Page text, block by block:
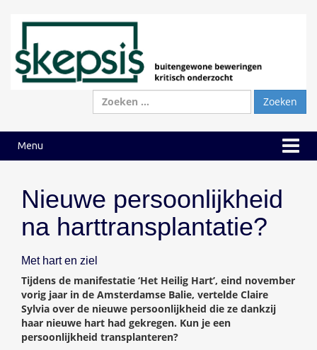
Zoeken
naar:
Menu
Nieuwe persoonlijkheid
na harttransplantatie?
Met hart en ziel
Tijdens de manifestatie ‘Het Heilig Hart’, eind november
vorig jaar in de Amsterdamse Balie, vertelde Claire
Sylvia over de nieuwe persoonlijkheid die ze dankzij
haar nieuwe hart had gekregen. Kun je een
persoonlijkheid transplanteren?